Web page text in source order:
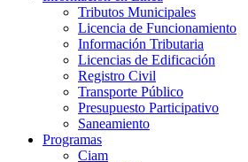
Tributos Municipales
Licencia de Funcionamiento
Información Tributaria
Licencias de Edificación
Registro Civil
Transporte Público
Presupuesto Participativo
Saneamiento
Programas
Ciam